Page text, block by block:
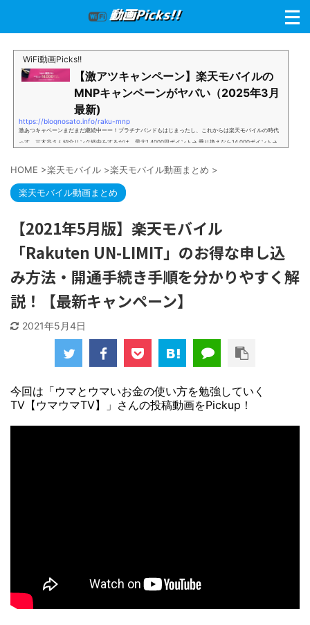
WiFi動画Picks!!
【激アツキャンペーン】楽天モバイルの
MNPキャンペーンがヤバい（2025年3月
最新)
https://blognosato.info/raku-mnp
激あつキャペーンまだまだ継続中ーー！プラチナバンドもはじまったし、これからは楽天モバイルの時代
っす。三木谷さん紹介リンク経由をするだけ。最大1,4000円ポイント→ 乗り換えなら14,000ポイント→
谷さんキャンペーン／2回線目以降でもOK再契約でもでもOK背水の陣の楽天モバイル。ついに「最後の賭
別招待ページから楽天モバイ...
HOME >楽天モバイル >楽天モバイル動画まとめ >
楽天モバイル動画まとめ
【2021年5月版】楽天モバイル
「Rakuten UN-LIMIT」のお得な申し込
み方法・開通手続き手順を分かりやすく解
説！【最新キャンペーン】
2021年5月4日
今回は「ウマとウマいお金の使い方を勉強していく
TV【ウマウマTV】」さんの投稿動画をPickup！